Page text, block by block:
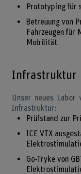
Prototyping für
Betreuung von
Fahrzeugen für
Mobilität
Infrastruktur
Unser neues
Infrastruktur:
Prüfstand zur
ICE VTX
Go-Tryke von